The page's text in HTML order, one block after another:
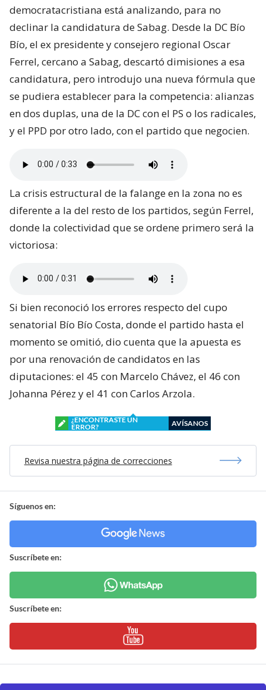
democratacristiana está analizando, para no
declinar la candidatura de Sabag. Desde la DC Bío
Bío, el ex presidente y consejero regional Oscar
Ferrel, cercano a Sabag, descartó dimisiones a esa
candidatura, pero introdujo una nueva fórmula que
se pudiera establecer para la competencia: alianzas
en dos duplas, una de la DC con el PS o los radicales,
y el PPD por otro lado, con el partido que negocien.
La crisis estructural de la falange en la zona no es
diferente a la del resto de los partidos, según Ferrel,
donde la colectividad que se ordene primero será la
victoriosa:
Si bien reconoció los errores respecto del cupo
senatorial Bío Bío Costa, donde el partido hasta el
momento se omitió, dio cuenta que la apuesta es
por una renovación de candidatos en las
diputaciones: el 45 con Marcelo Chávez, el 46 con
Johanna Pérez y el 41 con Carlos Arzola.
¿ENCONTRASTE UN
ERROR?
AVÍSANOS
Revisa nuestra página de correcciones
Síguenos en:
Suscríbete en:
Suscríbete en: